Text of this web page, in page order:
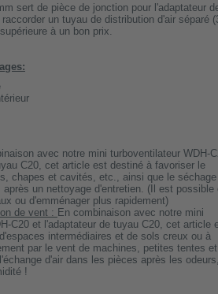
sert de pièce de jonction pour l'adaptateur
un tuyau de distribution d'air séparé
à un bon prix.
avec notre mini turboventilateur WDH-
C20, cet article est destiné à favoriser le
chapes et cavités, etc., ainsi que le séchage
un nettoyage d'entretien. (Il est possible
ou d'emménager plus rapidement)
de vent : En combinaison avec notre mini
C20 et l'adaptateur de tuyau C20, cet article
intermédiaires et de sols creux ou à
par le vent de machines, petites tentes et
d'air dans les pièces après les
!